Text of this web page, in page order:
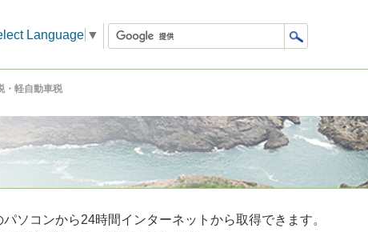
Language ▼
・軽自動車税
ソコンから24時間インターネットから取得できます。